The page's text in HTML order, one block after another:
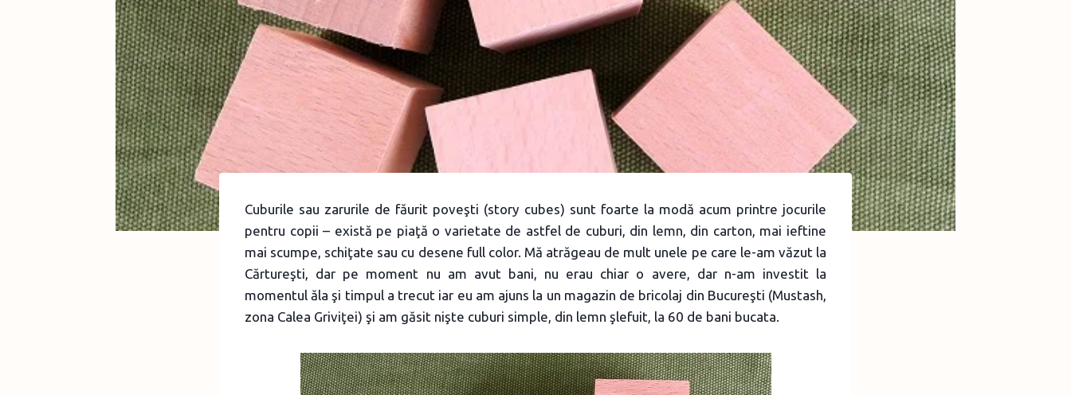
Cuburile sau zarurile de făurit poveşti (story cubes) sunt foarte la modă acum printre jocurile
pentru copii – există pe piaţă o varietate de astfel de cuburi, din lemn, din carton, mai ieftine
mai scumpe, schiţate sau cu desene full color. Mă atrăgeau de mult unele pe care le-am văzut la
Cărtureşti, dar pe moment nu am avut bani, nu erau chiar o avere, dar n-am investit la
momentul ăla şi timpul a trecut iar eu am ajuns la un magazin de bricolaj din Bucureşti (Mustash,
zona Calea Griviţei) şi am găsit nişte cuburi simple, din lemn şlefuit, la 60 de bani bucata.